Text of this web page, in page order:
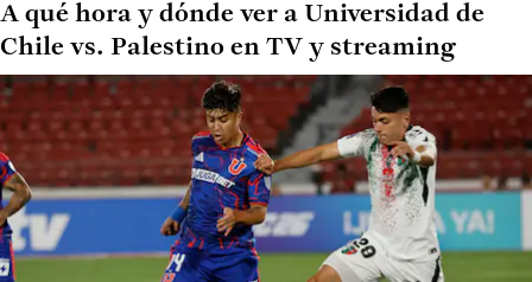
A qué hora y dónde ver a Universidad de
Chile vs. Palestino en TV y streaming